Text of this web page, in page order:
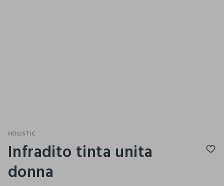
HOLISTIC
Infradito tinta unita
donna